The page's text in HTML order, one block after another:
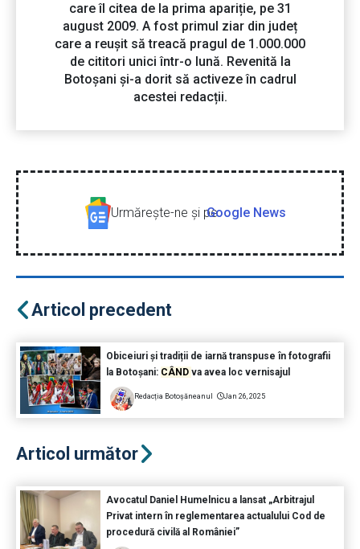
care îl citea de la prima apariție, pe 31
august 2009. A fost primul ziar din județ
care a reușit să treacă pragul de 1.000.000
de cititori unici într-o lună. Revenită la
Botoșani și-a dorit să activeze în cadrul
acestei redacții.
Urmăreşte-ne şi peGoogle News
Articol precedent
Obiceiuri și tradiții de iarnă transpuse în fotografii
la Botoșani: CÂND va avea loc vernisajul
Redacția Botoșăneanul Jan 26, 2025
Articol următor
Avocatul Daniel Humelnicu a lansat „Arbitrajul
Privat intern în reglementarea actualului Cod de
procedură civilă al României”